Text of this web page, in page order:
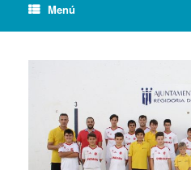
Menú